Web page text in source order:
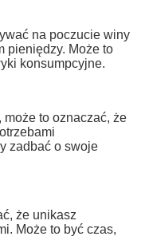
na poczucie winy
pieniędzy. Może to
konsumpcyjne.
to oznaczać, że
zadbać o swoje
że unikasz
Może to być czas,